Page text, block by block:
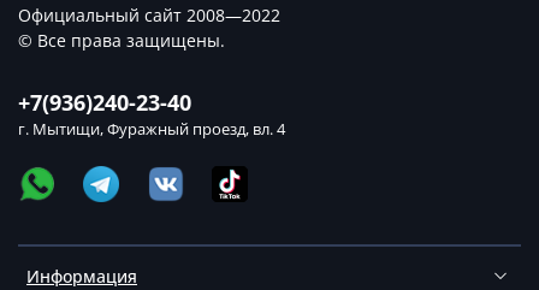
Информация
+7(936)240-23-40
г. Мытищи, Фуражный проезд, вл. 4
Официальный сайт 2008—2022
© Все права защищены.